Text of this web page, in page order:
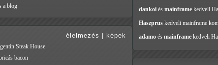
a blog
élelmezés képek
Steak House
bacon
dankoi és mainframe kedveli
Haszprus kedveli mainframe
adamo és mainframe kedveli